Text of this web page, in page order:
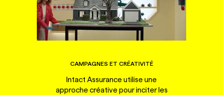
CAMPAGNES ET CRÉATIVITÉ
Intact Assurance utilise une
approche créative pour inciter les